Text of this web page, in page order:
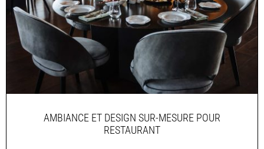
AMBIANCE ET DESIGN SUR-MESURE POUR
RESTAURANT